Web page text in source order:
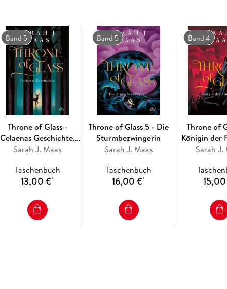
Band 5
Throne of Glass -
Celaenas Geschichte,
Novella 1-5
Sarah J. Maas
Taschenbuch
13,00 €*
Band 5
Throne of Glass 5 - Die
Sturmbezwingerin
Sarah J. Maas
Taschenbuch
16,00 €*
Band 4
Throne of
Königin der
Sarah J.